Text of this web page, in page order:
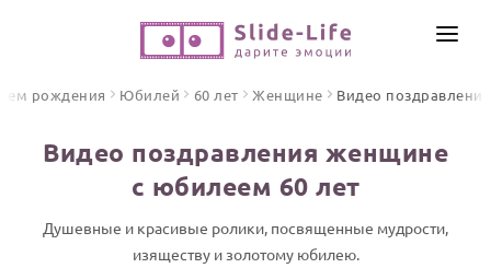
ПО ФОРМАТУ
Песни поздравления
ИНСТРУМЕНТЫ
рождения Юбилей 60 лет Женщине Видео поздравления
Видео поздравления женщине
с юбилеем 60 лет
Душевные и красивые ролики, посвященные мудрости,
изяществу и золотому юбилею.